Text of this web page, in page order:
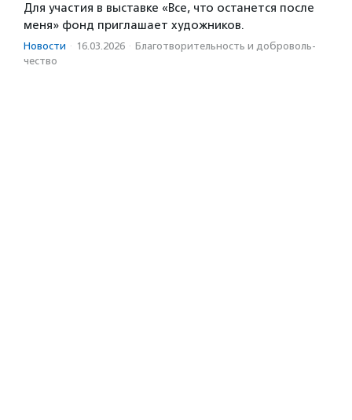
Для участия в выставке «Все, что останется после
меня» фонд приглашает художников.
Новости · 16.03.2026 · Благотвори­тель­ность и доброволь­
чест­во